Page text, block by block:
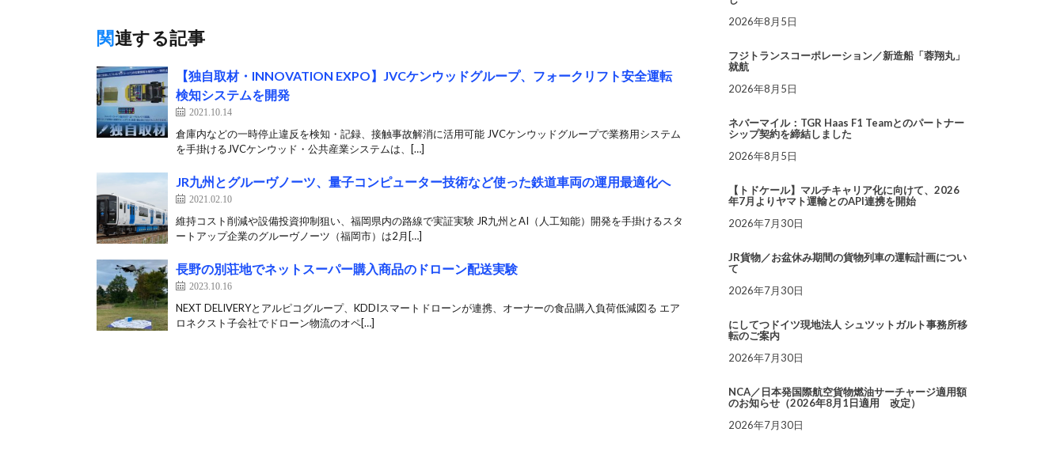
関連する記事
【独自取材・INNOVATION EXPO】JVCケンウッドグループ、フォークリフト安全運転
検知システムを開発
2021.10.14
倉庫内などの一時停止違反を検知・記録、接触事故解消に活用可能 JVCケンウッドグループで業務用システム
を手掛けるJVCケンウッド・公共産業システムは、[…]
JR九州とグルーヴノーツ、量子コンピューター技術など使った鉄道車両の運用最適化へ
2021.02.10
維持コスト削減や設備投資抑制狙い、福岡県内の路線で実証実験 JR九州とAI（人工知能）開発を手掛けるスタ
ートアップ企業のグルーヴノーツ（福岡市）は2月[…]
長野の別荘地でネットスーパー購入商品のドローン配送実験
2023.10.16
NEXT DELIVERYとアルピコグループ、KDDIスマートドローンが連携、オーナーの食品購入負荷低減図る エア
ロネクスト子会社でドローン物流のオペ[…]
2026年8月5日
フジトランスコーポレーション／新造船「蓉翔丸」
就航
2026年8月5日
ネバーマイル：TGR Haas F1 Teamとのパートナー
シップ契約を締結しました
2026年8月5日
【トドケール】マルチキャリア化に向けて、2026
年7月よりヤマト運輸とのAPI連携を開始
2026年7月30日
JR貨物／お盆休み期間の貨物列車の運転計画につい
て
2026年7月30日
にしてつドイツ現地法人 シュツットガルト事務所移
転のご案内
2026年7月30日
NCA／日本発国際航空貨物燃油サーチャージ適用額
のお知らせ（2026年8月1日適用 改定）
2026年7月30日